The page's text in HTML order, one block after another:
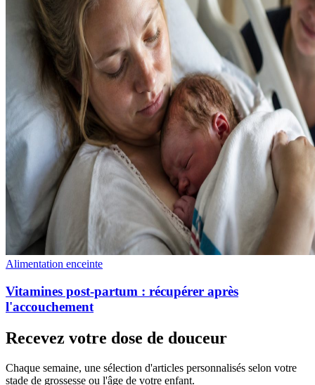
Alimentation enceinte
Vitamines post-partum : récupérer après
l'accouchement
Recevez votre dose de douceur
Chaque semaine, une sélection d'articles personnalisés selon votre
stade de grossesse ou l'âge de votre enfant.